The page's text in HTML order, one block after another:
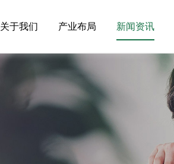
关于我们 产业布局 新闻资讯